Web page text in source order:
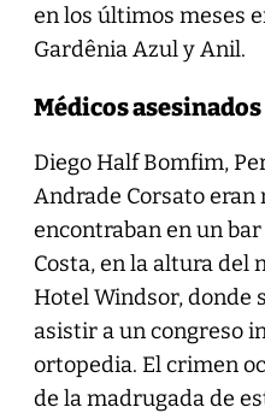
en los últimos meses
Gardênia Azul y Anil.
Médicos asesinados
Diego Half Bomfim,
Andrade Corsato eran
encontraban en un
Costa, en la altura del
Hotel Windsor, donde
asistir a un congreso
ortopedia. El crimen
de la madrugada de